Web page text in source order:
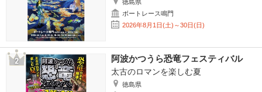
徳島県
ボートレース鳴門
2026年8月1日(土)～30日(日)
阿波かつうら恐竜フェスティバル
太古のロマンを楽しむ夏
徳島県